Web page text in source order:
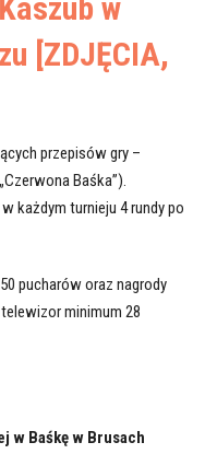
w
[ZDJĘCIA,
przepisów gry –
Baśka”).
każdym turnieju 4 rundy po
pucharów oraz nagrody
minimum 28
w Baśkę w Brusach